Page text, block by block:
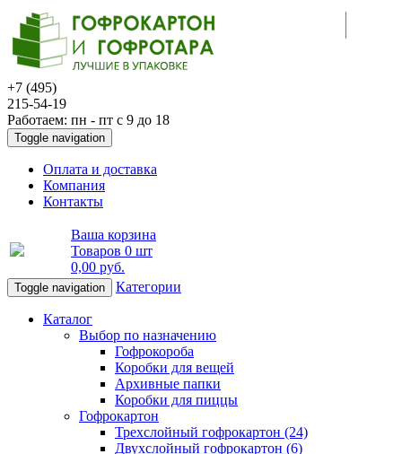
+7 (495)
215-54-19
Работаем: пн - пт с 9 до 18
Toggle navigation
Оплата и доставка
Компания
Контакты
Ваша корзина
Товаров 0 шт
0,00 руб.
Toggle navigation Категории
Каталог
Выбор по назначению
Гофрокороба
Коробки для вещей
Архивные папки
Коробки для пиццы
Гофрокартон
Трехслойный гофрокартон (24)
Двухслойный гофрокартон (6)